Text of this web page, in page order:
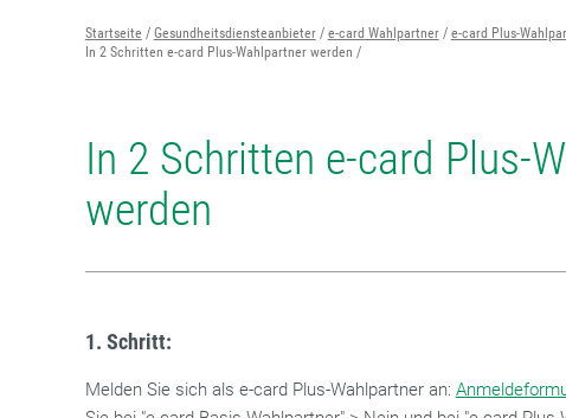
Startseite Gesundheitsdiensteanbieter e-card Wahlpartner
e-card Plus-
In 2 Schritten e-card Plus-Wahlpartner werden
In 2 Schritten e-card Plus-
werden
1. Schritt:
Melden Sie sich als e-card Plus-Wahlpartner an: